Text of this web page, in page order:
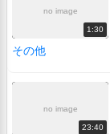
no image
1:30
その他
no image
23:40